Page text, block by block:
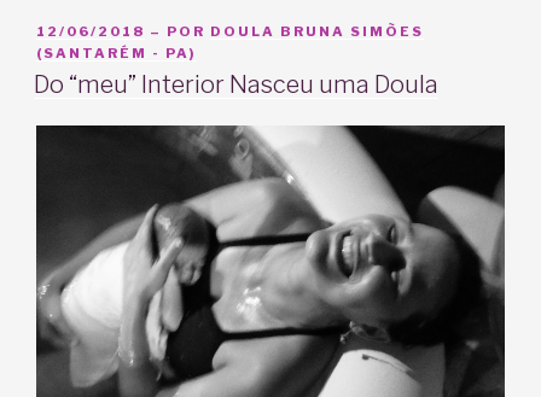
PUBLICADO
EM
12/06/2018 – POR DOULA BRUNA SIMÕES
(SANTARÉM - PA)
Do “meu” Interior Nasceu uma Doula